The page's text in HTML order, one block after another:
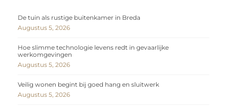
De tuin als rustige buitenkamer in Breda
Augustus 5, 2026
Hoe slimme technologie levens redt in gevaarlijke
werkomgevingen
Augustus 5, 2026
Veilig wonen begint bij goed hang en sluitwerk
Augustus 5, 2026